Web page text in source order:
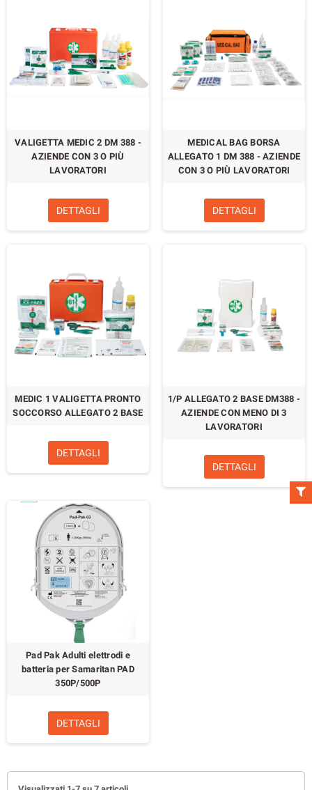
VALIGETTA MEDIC 2 DM 388 -
AZIENDE CON 3 O PIÙ
LAVORATORI
DETTAGLI
MEDICAL BAG BORSA
ALLEGATO 1 DM 388 - AZIENDE
CON 3 O PIÙ LAVORATORI
DETTAGLI
MEDIC 1 VALIGETTA PRONTO
SOCCORSO ALLEGATO 2 BASE
DETTAGLI
1/P ALLEGATO 2 BASE DM388 -
AZIENDE CON MENO DI 3
LAVORATORI
DETTAGLI
Pad Pak Adulti elettrodi e
batteria per Samaritan PAD
350P/500P
DETTAGLI